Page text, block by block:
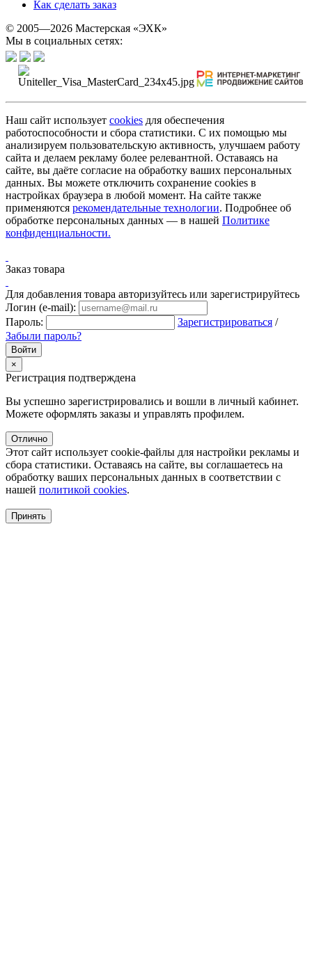
Как сделать заказ
© 2005—2026 Мастерская «ЭХК»
Мы в социальных сетях:
Наш сайт использует cookies для обеспечения
работоспособности и сбора статистики. С их помощью мы
анализируем пользовательскую активность, улучшаем работу
сайта и делаем рекламу более релевантной. Оставаясь на
сайте, вы даёте согласие на обработку ваших персональных
данных. Вы можете отключить сохранение cookies в
настройках браузера в любой момент. На сайте также
применяются рекомендательные технологии. Подробнее об
обработке персональных данных — в нашей Политике
конфиденциальности.
Заказ товара
Для добавления товара авторизуйтесь или зарегистрируйтесь
Логин (e-mail):
Пароль:
Зарегистрироваться /
Забыли пароль?
×
Регистрация подтверждена
Вы успешно зарегистрировались и вошли в личный кабинет.
Можете оформлять заказы и управлять профилем.
Отлично
Этот сайт использует cookie-файлы для настройки рекламы и
сбора статистики. Оставаясь на сайте, вы соглашаетесь на
обработку ваших персональных данных в соответствии с
нашей политикой cookies.
Принять